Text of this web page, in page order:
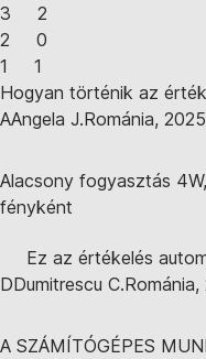
3
2
2
0
1
1
Hogyan történik az
AAngela J.Románia,
Alacsony fogyasztás
fényként
Ez az értékelés
DDumitrescu C.Románia,
A SZÁMÍTÓGÉPES